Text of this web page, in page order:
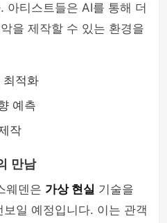
아티스트들은 AI를 통해 더
을 제작할 수 있는 환경을
최적화
예측
작
만남
웨덴은 가상 현실 기술을
일 예정입니다. 이는 관객